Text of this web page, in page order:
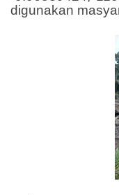
digunakan